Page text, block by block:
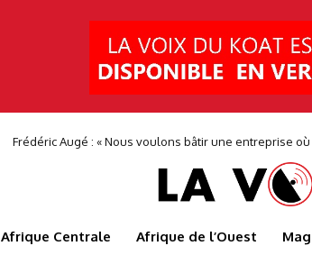
Frédéric Augé : « Nous voulons bâtir une entreprise
Afrique Centrale Afrique de l’Ouest